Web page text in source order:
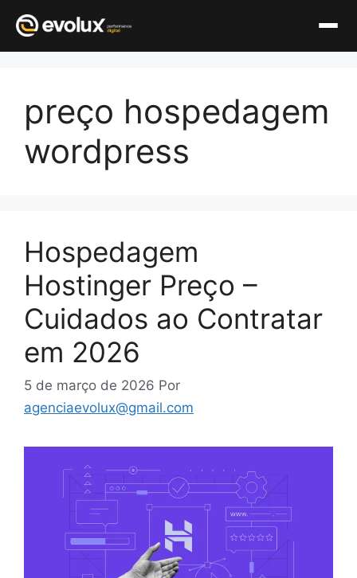
conteúdo
preço hospedagem
wordpress
Hospedagem
Hostinger Preço –
Cuidados ao Contratar
em 2026
5 de março de 2026 Por
agenciaevolux@gmail.com